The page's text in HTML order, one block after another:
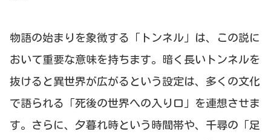
物語の始まりを象徴する「トンネル」は、この説に
おいて重要な意味を持ちます。暗く長いトンネルを
抜けると異世界が広がるという設定は、多くの文化
で語られる「死後の世界への入り口」を連想させま
す。さらに、夕暮れ時という時間帯や、千尋の「足